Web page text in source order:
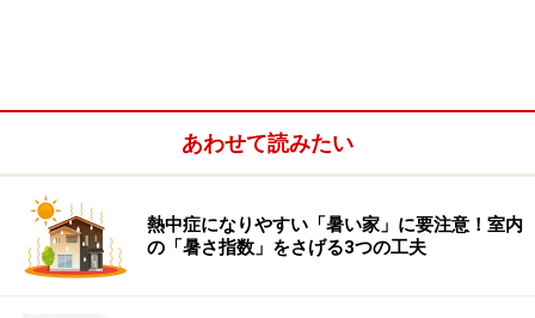
占術で見ると、2020年は新規事業での成功に加えて、か
なり強力な結婚運が巡ってくるとか！ そこで今回は、
2020年に巡ってくる強力な金運と結婚運を確実に取り込
むための風水インテリアをご紹介します。
あわせて読みたい
熱中症になりやすい「暑い家」に要注意！室内
の「暑さ指数」をさげる3つの工夫